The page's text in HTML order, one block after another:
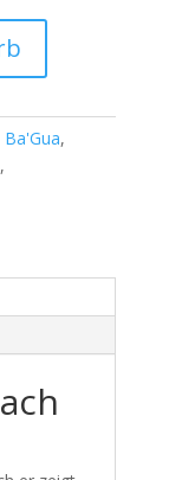
Ba'Gua,
,